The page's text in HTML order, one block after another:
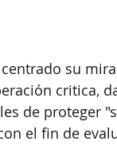
su
critica,
de proteger
el fin de